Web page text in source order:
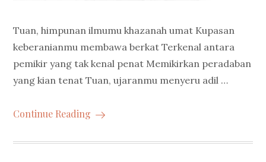
Tuan, himpunan ilmumu khazanah umat Kupasan
keberanianmu membawa berkat Terkenal antara
pemikir yang tak kenal penat Memikirkan peradaban
yang kian tenat Tuan, ujaranmu menyeru adil …
Continue Reading